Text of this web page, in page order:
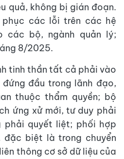
quả, không bị gián đoạn.
phục các lỗi trên các hệ
các bộ, ngành quản lý;
8/2025.
tinh thần tất cả phải vào
đầu trong lãnh đạo,
thuộc thẩm quyền; bộ
ứng xử mới, tư duy phải
phải quyết liệt; phối hợp
biệt là trong chuyển
thông cơ sở dữ liệu của